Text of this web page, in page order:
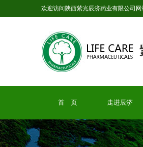
欢迎访问陕西紫光辰济药业有限公司网
首 页 走进辰济